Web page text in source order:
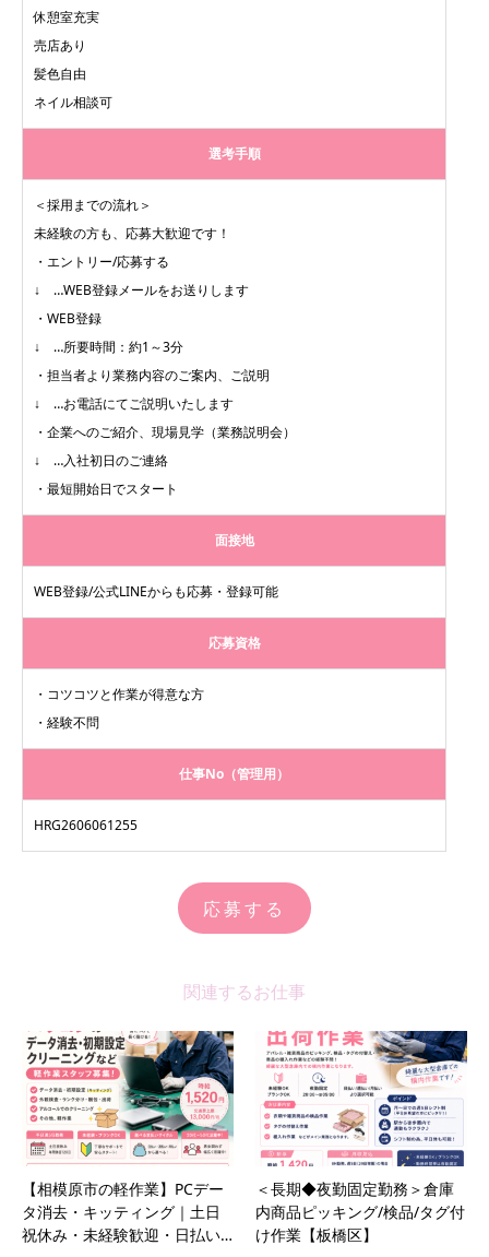
休憩室充実
売店あり
髪色自由
ネイル相談可
選考手順
＜採用までの流れ＞
未経験の方も、応募大歓迎です！
・エントリー/応募する
↓ …WEB登録メールをお送りします
・WEB登録
↓ …所要時間：約1～3分
・担当者より業務内容のご案内、ご説明
↓ …お電話にてご説明いたします
・企業へのご紹介、現場見学（業務説明会）
↓ …入社初日のご連絡
・最短開始日でスタート
面接地
WEB登録/公式LINEからも応募・登録可能
応募資格
・コツコツと作業が得意な方
・経験不問
仕事No（管理用）
HRG2606061255
応募する
関連するお仕事
【相模原市の軽作業】PCデー
タ消去・キッティング｜土日
祝休み・未経験歓迎・日払い…
＜長期◆夜勤固定勤務＞倉庫
内商品ピッキング/検品/タグ付
け作業【板橋区】